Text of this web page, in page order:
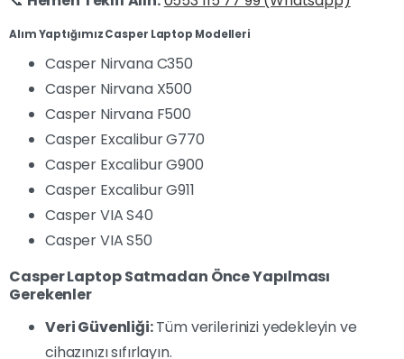
Alım Yaptığımız Casper Laptop Modelleri
Casper Nirvana C350
Casper Nirvana X500
Casper Nirvana F500
Casper Excalibur G770
Casper Excalibur G900
Casper Excalibur G911
Casper VIA S40
Casper VIA S50
Casper Laptop Satmadan Önce Yapılması
Gerekenler
Veri Güvenliği:Tüm verilerinizi yedekleyin ve
cihazınızı sıfırlayın.